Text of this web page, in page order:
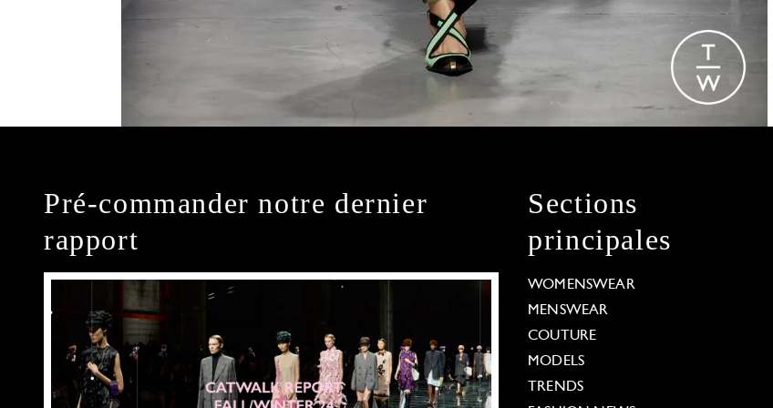
Pré-commander notre dernier
rapport
Sections
principales
WOMENSWEAR
MENSWEAR
COUTURE
MODELS
TRENDS